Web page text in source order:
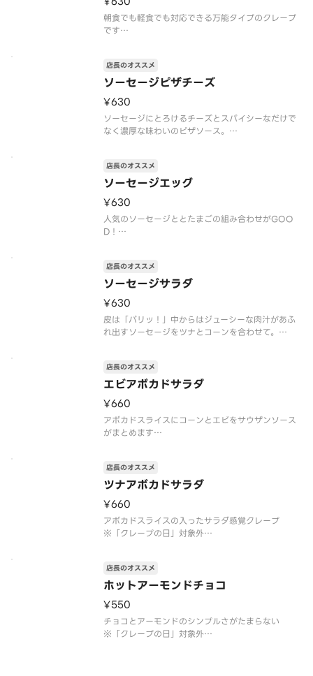
ラチン
朝食でも軽食でも対応できる万能タイプのクレープ
です
※注文個数が一度に合計10個以上になる際は、商品
のご準備に時間を要しますので、予約配達がおすす
アレルゲン情報：卵・乳・小麦・えび・大豆・りん
ご・
ソーセージピザチーズ
店長のオススメ
¥630
ソーセージにとろけるチーズとスパイシーなだけで
なく濃厚な味わいのピザソース。
※注文個数が一度に合計10個以上になる際は、商品
のご準備に時間を要しますので、予約配達がおすす
アレルゲン情報：卵・乳・
ソーセージエッグ
店長のオススメ
¥630
人気のソーセージととたまごの組み合わせがGOO
D！
※注文個数が一度に合計10個以上になる際は、商品
のご準備に時間を要しますので、予約配達がおすす
アレルゲン情報：卵・乳・小麦・牛肉・大豆・鶏
肉・豚
ソーセージサラダ
店長のオススメ
¥630
皮は「パリッ！」中からはジューシーな肉汁があふ
れ出すソーセージをツナとコーンを合わせて。
※注文個数が一度に合計10個以上になる際は、商品
のご準備に時間を要しますので、予約配達がおすす
アレルゲン情
エビアボカドサラダ
店長のオススメ
¥660
アボカドスライスにコーンとエビをサウザンソース
がまとめます
※注文個数が一度に合計10個以上になる際は、商品
のご準備に時間を要しますので、予約配達がおすす
アレルゲン情報：卵・乳・小麦・えび・大豆・
ツナアボカドサラダ
店長のオススメ
¥660
アボカドスライスの入ったサラダ感覚クレープ
※「クレープの日」対象外
のご準備に時間を要しますので、予約配達がおすす
めです
ホットアーモンドチョコ
店長のオススメ
¥550
チョコとアーモンドのシンプルさがたまらない
※「クレープの日」対象外